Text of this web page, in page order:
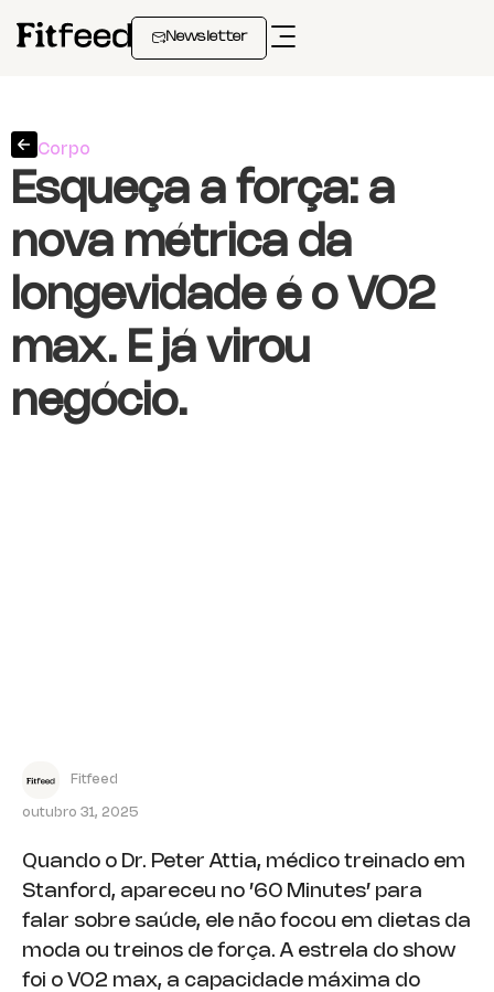
Newsletter
Corpo
Esqueça a força: a
nova métrica da
longevidade é o VO2
max. E já virou
negócio.
Fitfeed
outubro 31, 2025
Quando o Dr. Peter Attia, médico treinado em
Stanford, apareceu no ’60 Minutes’ para
falar sobre saúde, ele não focou em dietas da
moda ou treinos de força. A estrela do show
foi o VO2 max, a capacidade máxima do